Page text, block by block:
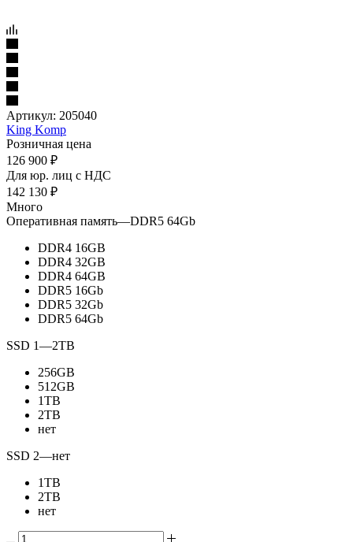
Артикул: 205040
King Komp
Розничная цена
126 900 ₽
Для юр. лиц c НДС
142 130 ₽
Много
Оперативная память—DDR5 64Gb
DDR4 16GB
DDR4 32GB
DDR4 64GB
DDR5 16Gb
DDR5 32Gb
DDR5 64Gb
SSD 1—2TB
256GB
512GB
1TB
2TB
нет
SSD 2—нет
1TB
2TB
нет